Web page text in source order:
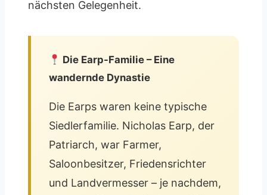
nächsten Gelegenheit.
Die Earp-Familie – Eine
wandernde Dynastie
Die Earps waren keine typische
Siedlerfamilie. Nicholas Earp, der
Patriarch, war Farmer,
Saloonbesitzer, Friedensrichter
und Landvermesser – je nachdem,